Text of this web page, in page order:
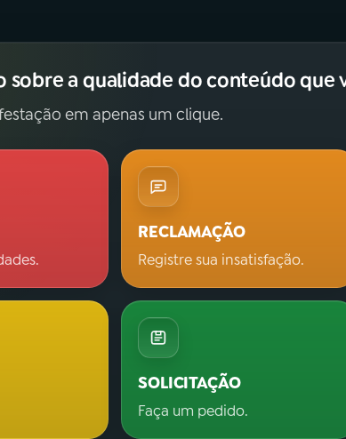
sobre a qualidade do conteúdo que
em apenas um clique.
RECLAMAÇÃO
Registre sua insatisfação.
SOLICITAÇÃO
Faça um pedido.